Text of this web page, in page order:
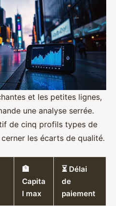
et les petites lignes,
une analyse serrée.
de cinq profils types de
les écarts de qualité.
🏦
Capita
l max
⏳ Délai
de
paiement